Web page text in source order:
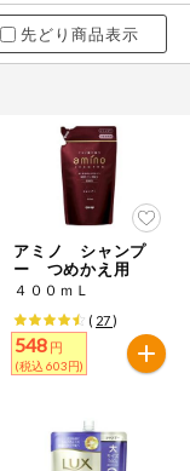
れていない商品
先どり商品表示
アミノ シャンプ
ー つめかえ用
４００ｍＬ
( 27)
548 円
(税込 603円)